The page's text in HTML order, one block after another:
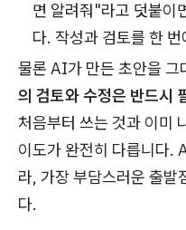
면 알려줘"라고 덧붙이
다. 작성과 검토를 한
물론 AI가 만든 초안을 그
의 검토와 수정은 반드시
처음부터 쓰는 것과 이미
이도가 완전히 다릅니다.
라, 가장 부담스러운 출발
다.